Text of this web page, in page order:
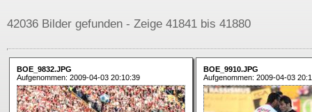
42036 Bilder gefunden - Zeige 41841 bis 41880
BOE_9832.JPG
Aufgenommen: 2009-04-03 20:10:39
BOE_9910.JPG
Aufgenommen: 2009-04-03